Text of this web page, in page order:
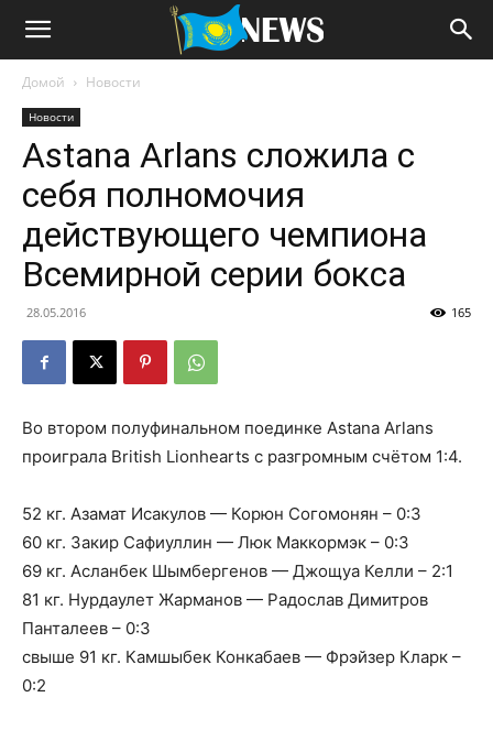
Домой Новости
Новости
Astana Arlans сложила с
себя полномочия
действующего чемпиона
Всемирной серии бокса
28.05.2016 165
Во втором полуфинальном поединке Astana Arlans
проиграла British Lionhearts с разгромным счётом 1:4.
52 кг. Азамат Исакулов — Корюн Согомонян – 0:3
60 кг. Закир Сафиуллин — Люк Маккормэк – 0:3
69 кг. Асланбек Шымбергенов — Джощуа Келли – 2:1
81 кг. Нурдаулет Жарманов — Радослав Димитров
Панталеев – 0:3
свыше 91 кг. Камшыбек Конкабаев — Фрэйзер Кларк –
0:2